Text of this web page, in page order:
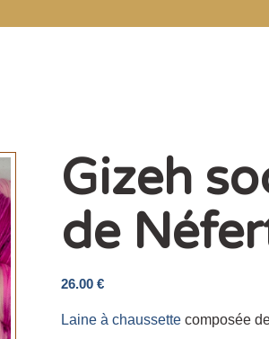
Gizeh
de
26.00 €
Laine à chaussettecomposée